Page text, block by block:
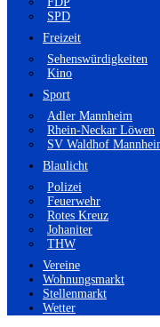
SPD
Freizeit
Sehenswürdigkeiten
Kino
Sport
Adler Mannheim
Rhein-Neckar Löwen
SV Waldhof
Blaulicht
Polizei
Feuerwehr
Rotes Kreuz
Johaniter
THW
Vereine
Wohnungsmarkt
Stellenmarkt
Wetter